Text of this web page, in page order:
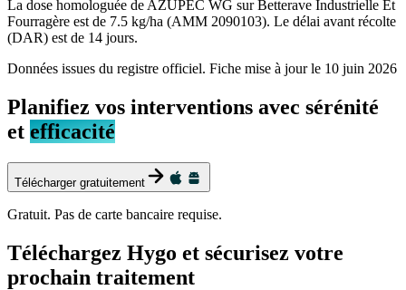
La dose homologuée de AZUPEC WG sur Betterave Industrielle Et
Fourragère est de 7.5 kg/ha (AMM 2090103). Le délai avant récolte
(DAR) est de 14 jours.
Données issues du registre officiel. Fiche mise à jour le 10 juin 2026
Planifiez vos interventions avec sérénité
et efficacité
Télécharger gratuitement
Gratuit. Pas de carte bancaire requise.
Téléchargez Hygo et sécurisez votre
prochain traitement